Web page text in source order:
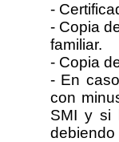
-
- Copia
familiar.
- Copia
- En
con
SMI y si
debiendo